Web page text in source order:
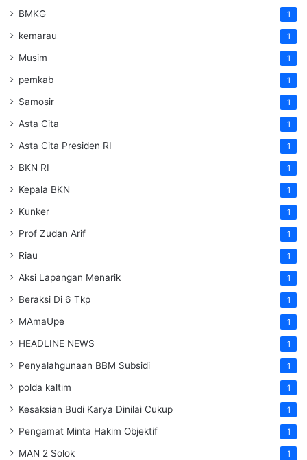
BMKG 1
kemarau 1
Musim 1
pemkab 1
Samosir 1
Asta Cita 1
Asta Cita Presiden RI 1
BKN RI 1
Kepala BKN 1
Kunker 1
Prof Zudan Arif 1
Riau 1
Aksi Lapangan Menarik 1
Beraksi Di 6 Tkp 1
MAmaUpe 1
HEADLINE NEWS 1
Penyalahgunaan BBM Subsidi 1
polda kaltim 1
Kesaksian Budi Karya Dinilai Cukup 1
Pengamat Minta Hakim Objektif 1
MAN 2 Solok 1